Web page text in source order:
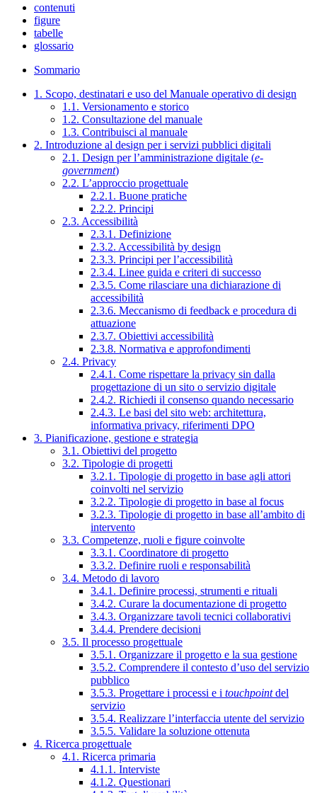
contenuti
figure
tabelle
glossario
Sommario
1. Scopo, destinatari e uso del Manuale operativo di design
1.1. Versionamento e storico
1.2. Consultazione del manuale
1.3. Contribuisci al manuale
2. Introduzione al design per i servizi pubblici digitali
2.1. Design per l’amministrazione digitale (e-
government)
2.2. L’approccio progettuale
2.2.1. Buone pratiche
2.2.2. Principi
2.3. Accessibilità
2.3.1. Definizione
2.3.2. Accessibilità by design
2.3.3. Principi per l’accessibilità
2.3.4. Linee guida e criteri di successo
2.3.5. Come rilasciare una dichiarazione di
accessibilità
2.3.6. Meccanismo di feedback e procedura di
attuazione
2.3.7. Obiettivi accessibilità
2.3.8. Normativa e approfondimenti
2.4. Privacy
2.4.1. Come rispettare la privacy sin dalla
progettazione di un sito o servizio digitale
2.4.2. Richiedi il consenso quando necessario
2.4.3. Le basi del sito web: architettura,
informativa privacy, riferimenti DPO
3. Pianificazione, gestione e strategia
3.1. Obiettivi del progetto
3.2. Tipologie di progetti
3.2.1. Tipologie di progetto in base agli attori
coinvolti nel servizio
3.2.2. Tipologie di progetto in base al focus
3.2.3. Tipologie di progetto in base all’ambito di
intervento
3.3. Competenze, ruoli e figure coinvolte
3.3.1. Coordinatore di progetto
3.3.2. Definire ruoli e responsabilità
3.4. Metodo di lavoro
3.4.1. Definire processi, strumenti e rituali
3.4.2. Curare la documentazione di progetto
3.4.3. Organizzare tavoli tecnici collaborativi
3.4.4. Prendere decisioni
3.5. Il processo progettuale
3.5.1. Organizzare il progetto e la sua gestione
3.5.2. Comprendere il contesto d’uso del servizio
pubblico
3.5.3. Progettare i processi e i touchpointdel
servizio
3.5.4. Realizzare l’interfaccia utente del servizio
3.5.5. Validare la soluzione ottenuta
4. Ricerca progettuale
4.1. Ricerca primaria
4.1.1. Interviste
4.1.2. Questionari